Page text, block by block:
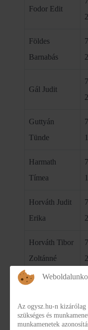
Fodor Edit
Földes
Barnabás
Gál Judit
Guttyán
Tünde
Harmath
Tímea
Horváth Judit
Erika
Horváth Tibor
Zoltánné
Izsoldné
Gabriella
Az ogysz.hu-n kizárólag
szükséges és
munkamenetek